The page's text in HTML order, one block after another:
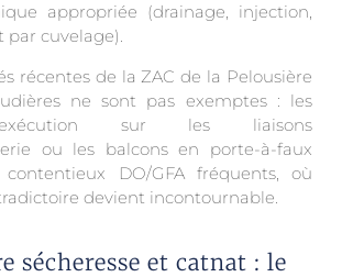
appropriée (drainage, injection,
par cuvelage).
récentes de la ZAC de la Pelousière
ne sont pas exemptes : les
sur les liaisons
ou les balcons en porte-à-faux
DO/GFA fréquents, où
devient incontournable.
sécheresse et catnat : le